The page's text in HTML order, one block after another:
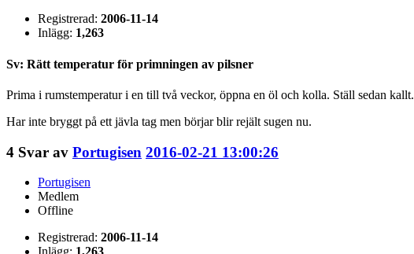
Registrerad: 2006-11-14
Inlägg: 1,263
Sv: Rätt temperatur för primningen av pilsner
Prima i rumstemperatur i en till två veckor, öppna en öl och kolla. Ställ sedan kallt.
Har inte bryggt på ett jävla tag men börjar blir rejält sugen nu.
4 Svar av Portugisen 2016-02-21 13:00:26
Portugisen
Medlem
Offline
Registrerad: 2006-11-14